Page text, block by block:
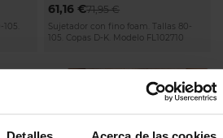
71,95 €
61,16 €
Sujetador con fino foam. Tallas 80-
105. Copas D-K. Modelo FL102710